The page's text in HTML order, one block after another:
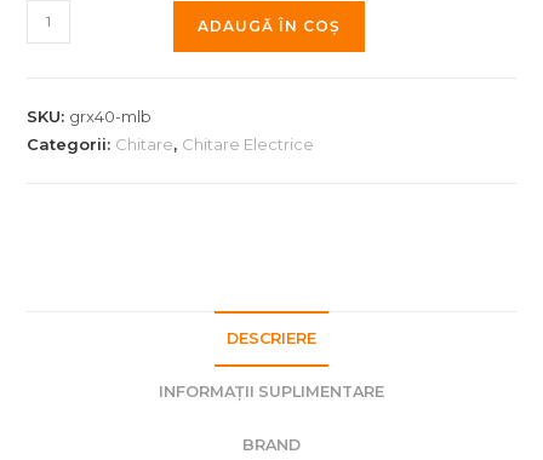
Cantitate
Chitara
GRX40-
ADAUGĂ ÎN COȘ
SKU: grx40-mlb
Categorii: Chitare, Chitare Electrice
DESCRIERE
INFORMAȚII SUPLIMENTARE
BRAND